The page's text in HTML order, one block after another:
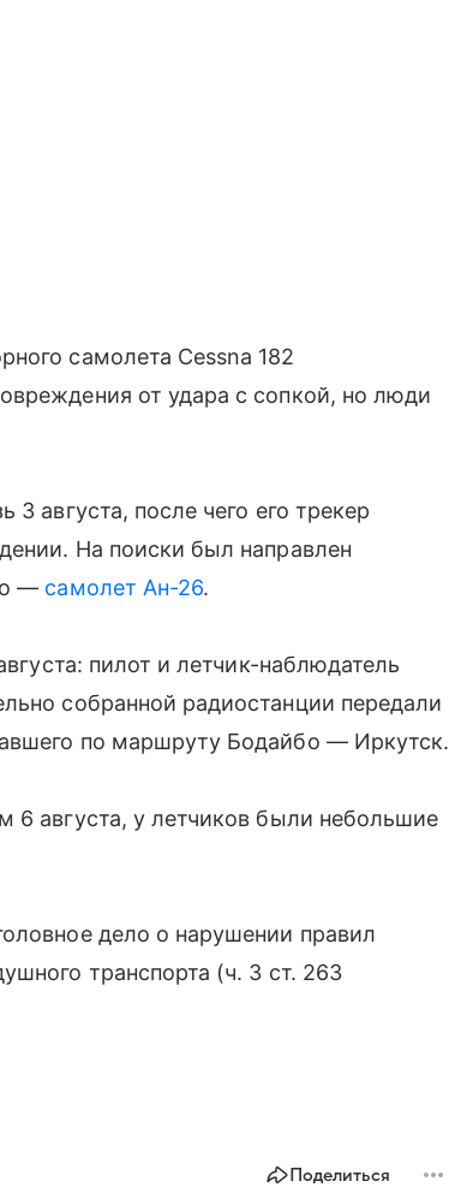
самолета Cessna 182
от удара с сопкой, но люди
августа, после чего его трекер
На поиски был направлен
— самолет Ан-26.
пилот и летчик-наблюдатель
собранной радиостанции передали
по маршруту Бодайбо — Иркутск.
6 августа, у летчиков были небольшие
дело о нарушении правил
транспорта (ч. 3 ст. 263
Поделиться